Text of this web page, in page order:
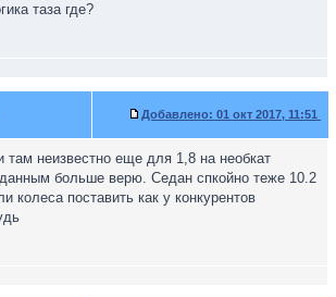
таза где?
Добавлено: 01 окт 2017, 11:51
там неизвестно еще для 1,8 на необкат
больше верю. Седан спкойно теже 10.2
колеса поставить как у конкурентов